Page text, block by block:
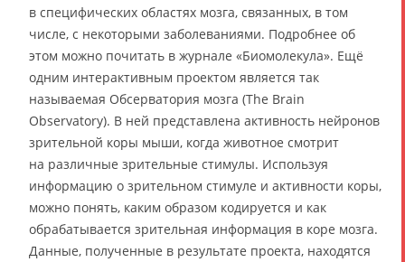
в специфических областях мозга, связанных, в том
числе, с некоторыми заболеваниями. Подробнее об
этом можно почитать в журнале «Биомолекула». Ещё
одним интерактивным проектом является так
называемая Обсерватория мозга (The Brain
Observatory). В ней представлена активность нейронов
зрительной коры мыши, когда животное смотрит
на различные зрительные стимулы. Используя
информацию о зрительном стимуле и активности коры,
можно понять, каким образом кодируется и как
обрабатывается зрительная информация в коре мозга.
Данные, полученные в результате проекта, находятся